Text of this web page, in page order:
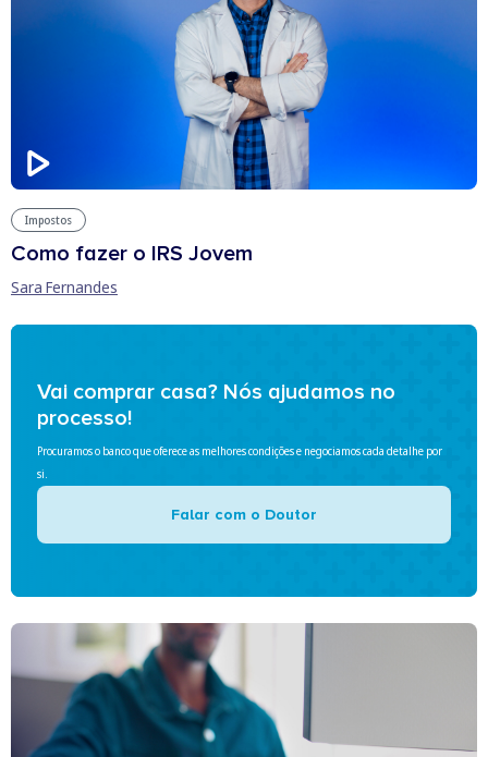
Impostos
Como fazer o IRS Jovem
Sara Fernandes
Vai comprar casa? Nós ajudamos no
processo!
Procuramos o banco que oferece as melhores condições e negociamos cada detalhe por
si.
Falar com o Doutor